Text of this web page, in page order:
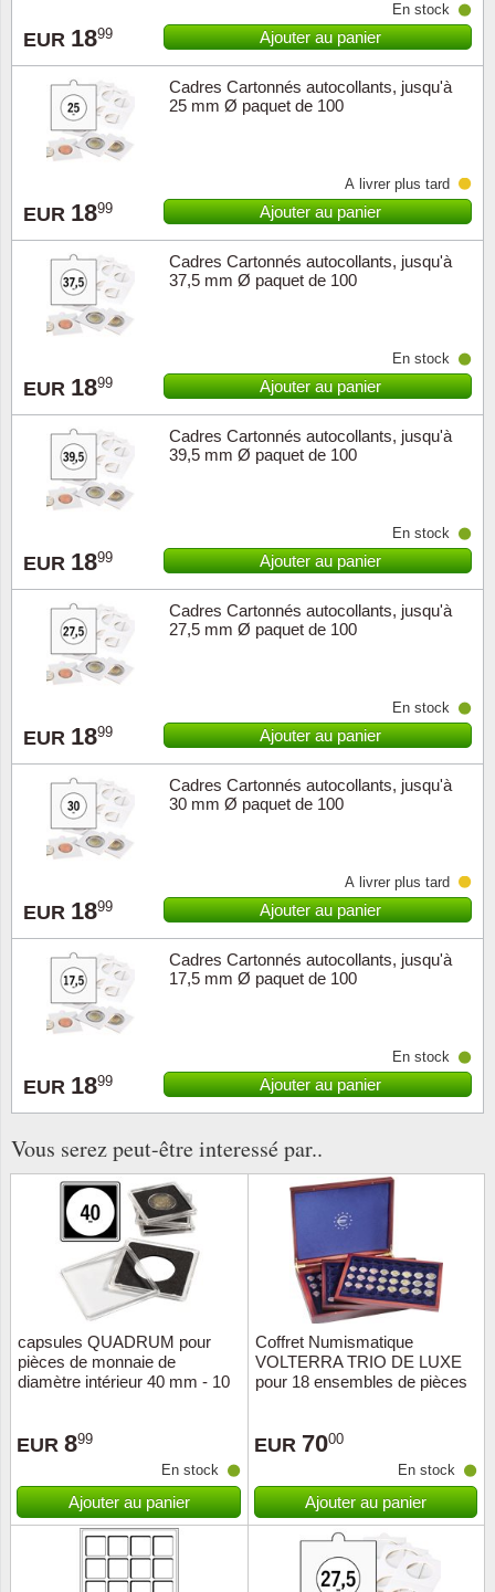
EUR 1899
En stock
Ajouter au panier
Cadres Cartonnés autocollants, jusqu'à
25 mm Ø paquet de 100
EUR 1899
À livrer plus tard
Ajouter au panier
Cadres Cartonnés autocollants, jusqu'à
37,5 mm Ø paquet de 100
EUR 1899
En stock
Ajouter au panier
Cadres Cartonnés autocollants, jusqu'à
39,5 mm Ø paquet de 100
EUR 1899
En stock
Ajouter au panier
Cadres Cartonnés autocollants, jusqu'à
27,5 mm Ø paquet de 100
EUR 1899
En stock
Ajouter au panier
Cadres Cartonnés autocollants, jusqu'à
30 mm Ø paquet de 100
EUR 1899
À livrer plus tard
Ajouter au panier
Cadres Cartonnés autocollants, jusqu'à
17,5 mm Ø paquet de 100
EUR 1899
En stock
Ajouter au panier
Vous serez peut-être interessé par..
capsules QUADRUM pour
pièces de monnaie de
diamètre intérieur 40 mm - 10
EUR 899
En stock
Ajouter au panier
Coffret Numismatique
VOLTERRA TRIO DE LUXE
pour 18 ensembles de pièces
EUR 7000
En stock
Ajouter au panier
Année
Etats-
Fleurs
Grèce
Islande
Iles
Italie
Japon
Malte
ONU
Pays-